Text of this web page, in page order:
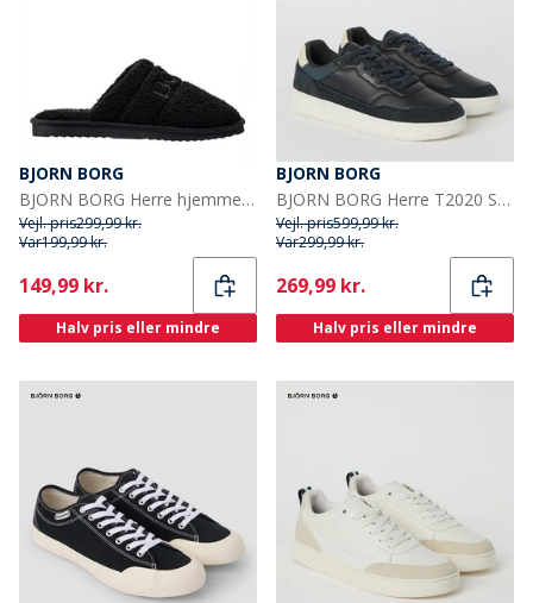
BJORN BORG
BJORN BORG Herre hjemmesko Black Beauty
Vejl. pris299,99 kr.
Var199,99 kr.
Current
149,99 kr.
Halv pris eller mindre
BJORN BORG
BJORN BORG Herre T2020 Sneakers Navy
Vejl. pris599,99 kr.
Var299,99 kr.
Current
269,99 kr.
Halv pris eller mindre